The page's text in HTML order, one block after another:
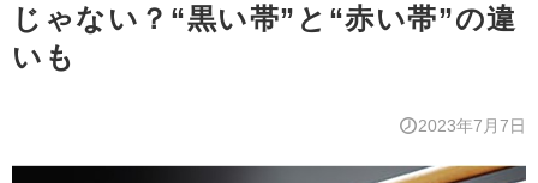
じゃない？“黒い帯”と“赤い帯”の違
いも
2023年7月7日